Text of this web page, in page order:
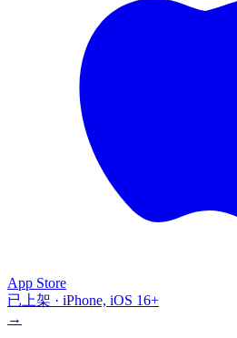
App Store
已上架 · iPhone, iOS 16+
→